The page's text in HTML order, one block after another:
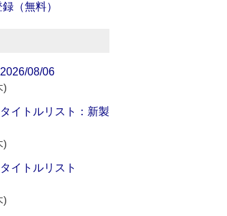
（無料）
08/06
)
イトルリスト：新製
)
イトルリスト
)